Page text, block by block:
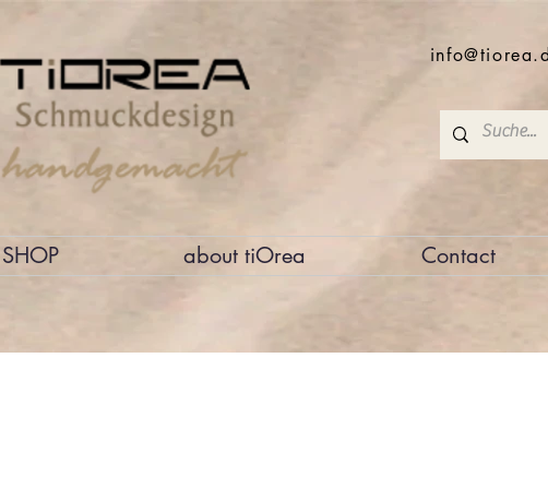
SHOP about tiOrea Contact